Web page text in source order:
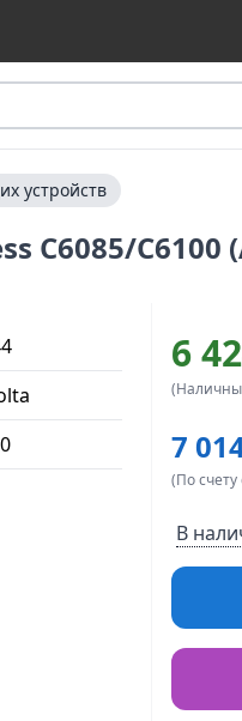
устройств
C6085/C6100
6
7
(По счету
В